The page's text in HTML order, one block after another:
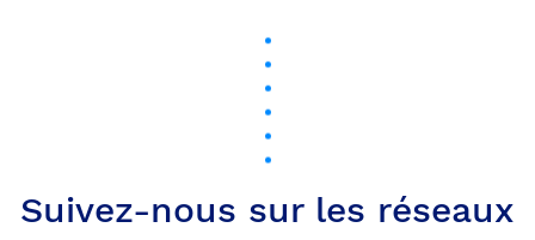
Suivez-nous sur les réseaux